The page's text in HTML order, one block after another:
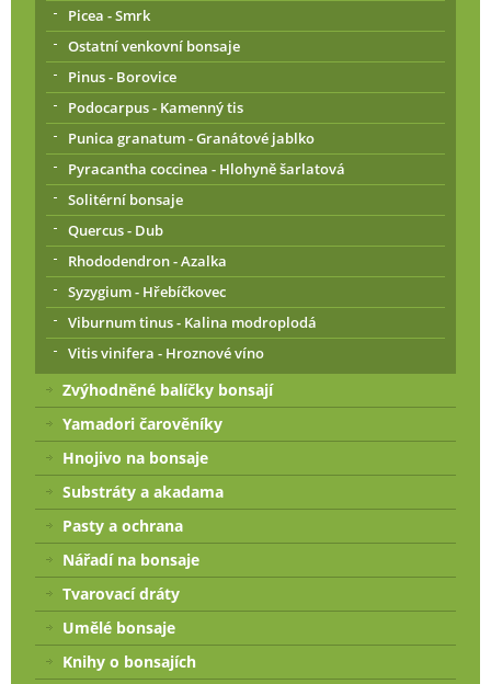
Picea - Smrk
Ostatní venkovní bonsaje
Pinus - Borovice
Podocarpus - Kamenný tis
Punica granatum - Granátové jablko
Pyracantha coccinea - Hlohyně šarlatová
Solitérní bonsaje
Quercus - Dub
Rhododendron - Azalka
Syzygium - Hřebíčkovec
Viburnum tinus - Kalina modroplodá
Vitis vinifera - Hroznové víno
Zvýhodněné balíčky bonsají
Yamadori čarověníky
Hnojivo na bonsaje
Substráty a akadama
Pasty a ochrana
Nářadí na bonsaje
Tvarovací dráty
Umělé bonsaje
Knihy o bonsajích